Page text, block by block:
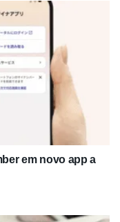
em novo app a